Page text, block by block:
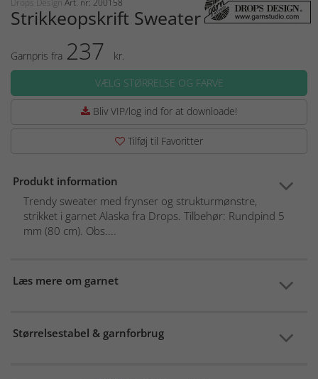
Drops Design Art. nr: 200158
Strikkeopskrift Sweater
Garnpris fra 237
kr.
VÆLG STØRRELSE OG FARVE
Bliv VIP/log ind for at downloade!
Tilføj til Favoritter
Produkt information
Trendy sweater med frynser og strukturmønstre,
strikket i garnet Alaska fra Drops. Tilbehør: Rundpind 5
mm (80 cm). Obs....
Læs mere om garnet
Størrelsestabel & garnforbrug